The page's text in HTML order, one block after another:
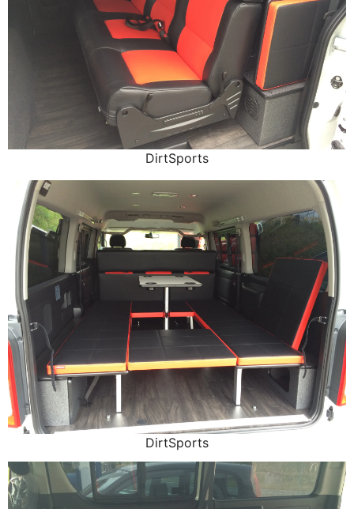
DirtSports
DirtSports